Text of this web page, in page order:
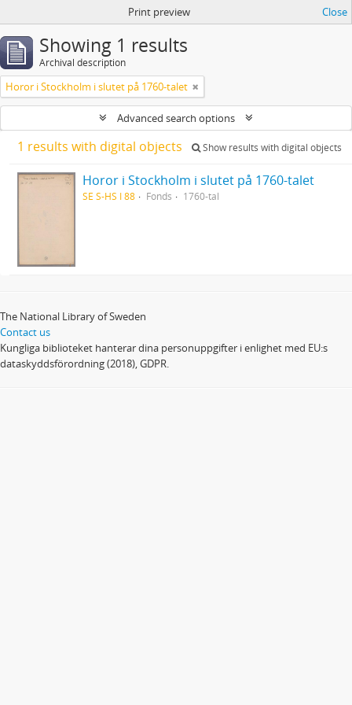
Print preview Close
Showing 1 results
Archival description
Horor i Stockholm i slutet på 1760-talet
Advanced search options
1 results with digital objects Show results with digital objects
Horor i Stockholm i slutet på 1760-talet
SE S-HS I 88 Fonds 1760-tal
The National Library of Sweden
Contact us
Kungliga biblioteket hanterar dina personuppgifter i enlighet med EU:s
dataskyddsförordning (2018), GDPR.